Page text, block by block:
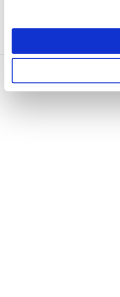
az oldal teljes